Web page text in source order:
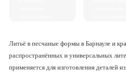
Литьё в песчаные формы в Барнауле и
распространённых и универсальных
применяется для изготовления деталей